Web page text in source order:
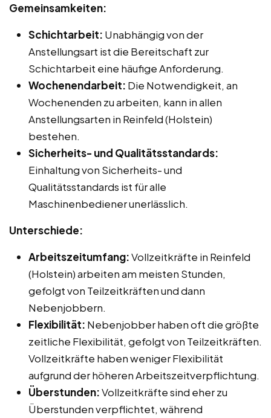
Gemeinsamkeiten:
Schichtarbeit: Unabhängig von der
Anstellungsart ist die Bereitschaft zur
Schichtarbeit eine häufige Anforderung.
Wochenendarbeit: Die Notwendigkeit, an
Wochenenden zu arbeiten, kann in allen
Anstellungsarten in Reinfeld (Holstein)
bestehen.
Sicherheits- und Qualitätsstandards:
Einhaltung von Sicherheits- und
Qualitätsstandards ist für alle
Maschinenbediener unerlässlich.
Unterschiede:
Arbeitszeitumfang:Vollzeitkräfte in Reinfeld
(Holstein) arbeiten am meisten Stunden,
gefolgt von Teilzeitkräften und dann
Nebenjobbern.
Flexibilität: Nebenjobber haben oft die größte
zeitliche Flexibilität, gefolgt von Teilzeitkräften.
Vollzeitkräfte haben weniger Flexibilität
aufgrund der höheren Arbeitszeitverpflichtung.
Überstunden:Vollzeitkräfte sind eher zu
Überstunden verpflichtet, während